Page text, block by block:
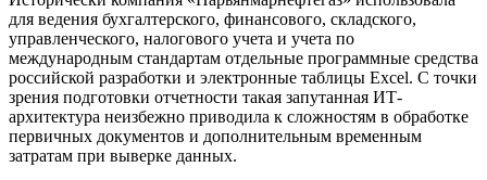
для ведения бухгалтерского, финансового, складского,
управленческого, налогового учета и учета по
международным стандартам отдельные программные средства
российской разработки и электронные таблицы Excel. С точки
зрения подготовки отчетности такая запутанная ИТ-
архитектура неизбежно приводила к сложностям в обработке
первичных документов и дополнительным временным
затратам при выверке данных.